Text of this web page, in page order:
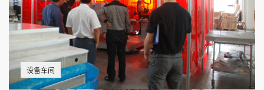
设备车间